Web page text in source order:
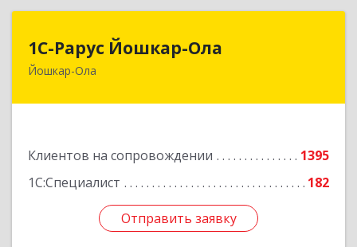
1С-Рарус Йошкар-Ола
Йошкар-Ола
Клиентов на сопровождении
1395
1С:Специалист
182
Отправить заявку
424004, Марий Эл Респ, Йошкар-Ола г, Волкова
Отправить заявку